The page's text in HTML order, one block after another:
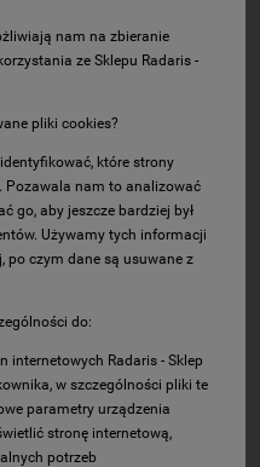
nam na zbieranie
ze Sklepu Radaris -
pliki cookies?
które strony
Pozawala nam to analizować
go, aby jeszcze bardziej był
Używamy tych informacji
po czym dane są usuwane z
do:
internetowych Radaris - Sklep
w szczególności pliki te
parametry urządzenia
stronę internetową,
potrzeb